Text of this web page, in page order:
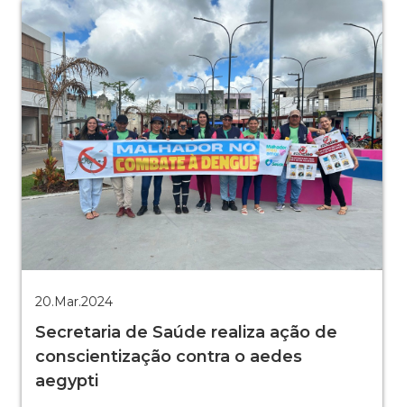
20.Mar.2024
Secretaria de Saúde realiza ação de
conscientização contra o aedes
aegypti